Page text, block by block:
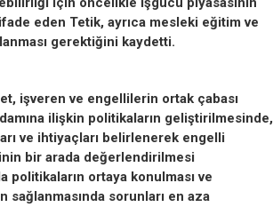
eden Tetik, ayrıca mesleki eğitim ve
gerektiğini kaydetti.
işveren ve engellilerin ortak çabası
ilişkin politikaların geliştirilmesinde,
ve ihtiyaçları belirlenerek engelli
bir arada değerlendirilmesi
politikaların ortaya konulması ve
sorunları en aza